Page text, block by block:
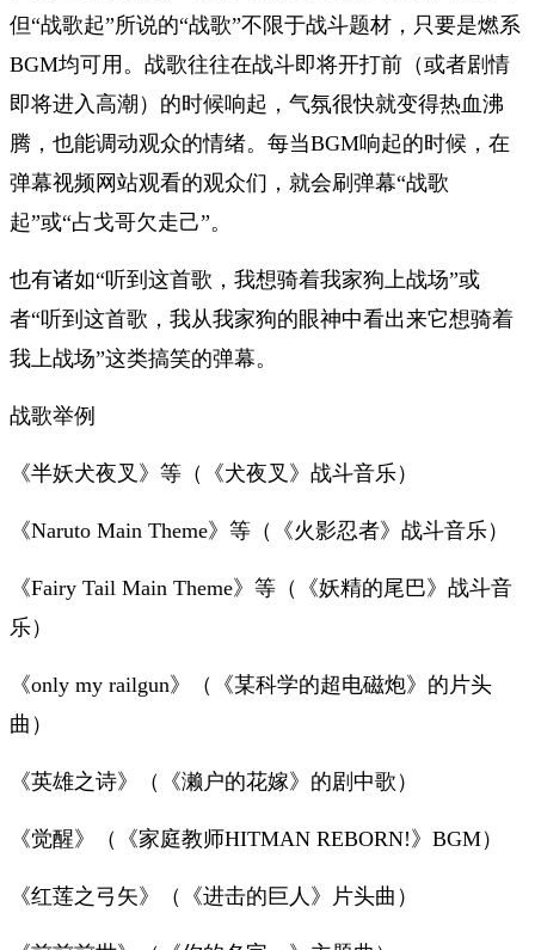
但“战歌起”所说的“战歌”不限于战斗题材，只要是燃系
BGM均可用。战歌往往在战斗即将开打前（或者剧情
即将进入高潮）的时候响起，气氛很快就变得热血沸
腾，也能调动观众的情绪。每当BGM响起的时候，在
弹幕视频网站观看的观众们，就会刷弹幕“战歌
起”或“占戈哥欠走己”。
也有诸如“听到这首歌，我想骑着我家狗上战场”或
者“听到这首歌，我从我家狗的眼神中看出来它想骑着
我上战场”这类搞笑的弹幕。
战歌举例
《半妖犬夜叉》等（《犬夜叉》战斗音乐）
《Naruto Main Theme》等（《火影忍者》战斗音乐）
《Fairy Tail Main Theme》等（《妖精的尾巴》战斗音
乐）
《only my railgun》（《某科学的超电磁炮》的片头
曲）
《英雄之诗》（《濑户的花嫁》的剧中歌）
《觉醒》（《家庭教师HITMAN REBORN!》BGM）
《红莲之弓矢》（《进击的巨人》片头曲）